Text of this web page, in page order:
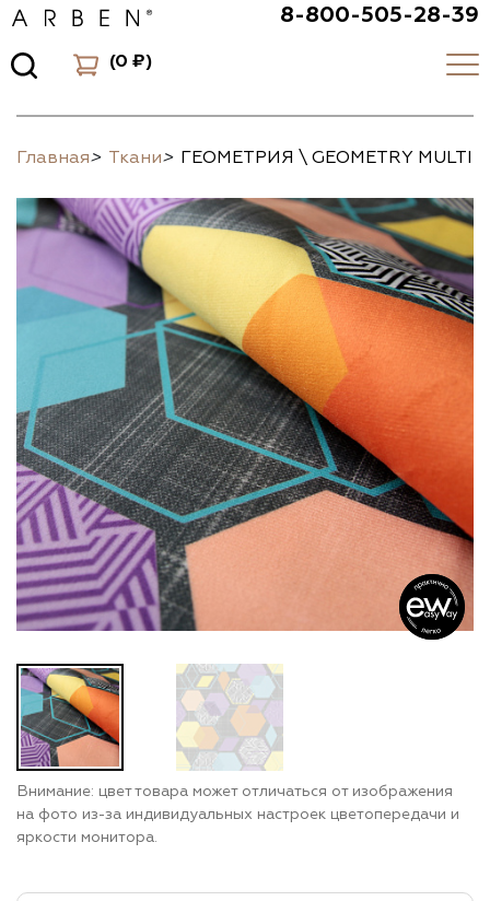
8-800-505-28-39
(0 ₽)
Главная> Ткани> ГЕОМЕТРИЯ \ GEOMETRY MULTI
Внимание: цвет товара может отличаться от изображения
на фото из-за индивидуальных настроек цветопередачи и
яркости монитора.